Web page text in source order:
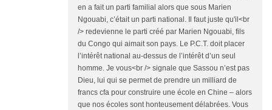
en a fait un parti familial alors que sous Marien
Ngouabi, c’était un parti national. Il faut juste qu'il<br
/> redevienne le parti créé par Marien Ngouabi, fils
du Congo qui aimait son pays. Le P.C.T. doit placer
l’intérêt national au-dessus de l’intérêt d’un seul
homme. Je vous<br /> signale que Sassou n’est pas
Dieu, lui qui se permet de prendre un milliard de
francs cfa pour construire une école en Chine – alors
que nos écoles sont honteusement délabrées. Vous